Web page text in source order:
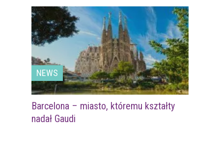
NEWS
Barcelona – miasto, któremu kształty
nadał Gaudi